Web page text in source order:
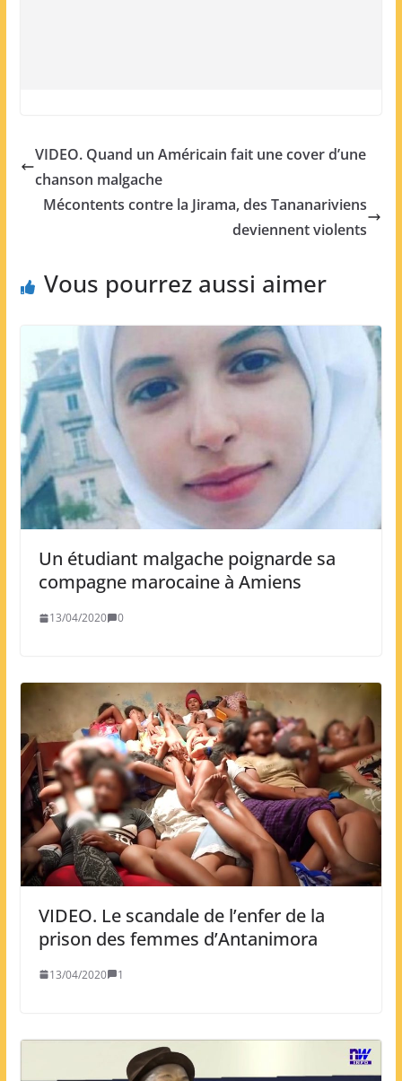
VIDEO. Quand un Américain fait une cover d’une
chanson malgache
Mécontents contre la Jirama, des Tananariviens
deviennent violents
Vous pourrez aussi aimer
Un étudiant malgache poignarde sa
compagne marocaine à Amiens
13/04/2020 0
VIDEO. Le scandale de l’enfer de la
prison des femmes d’Antanimora
13/04/2020 1